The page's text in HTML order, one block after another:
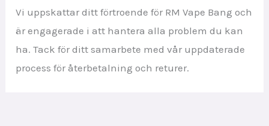
Vi uppskattar ditt förtroende för RM Vape Bang och
är engagerade i att hantera alla problem du kan
ha. Tack för ditt samarbete med vår uppdaterade
process för återbetalning och returer.